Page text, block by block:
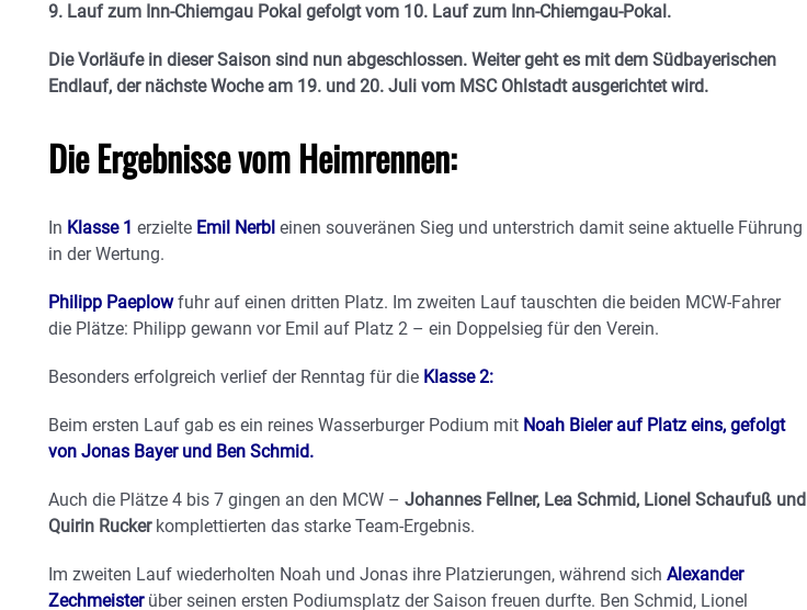
9. Lauf zum Inn-Chiemgau Pokal gefolgt vom 10. Lauf zum Inn-Chiemgau-Pokal.
Die Vorläufe in dieser Saison sind nun abgeschlossen. Weiter geht es mit dem Südbayerischen
Endlauf, der nächste Woche am 19. und 20. Juli vom MSC Ohlstadt ausgerichtet wird.
Die Ergebnisse vom Heimrennen:
In Klasse 1 erzielte Emil Nerbl einen souveränen Sieg und unterstrich damit seine aktuelle Führung
in der Wertung.
Philipp Paeplowfuhr auf einen dritten Platz. Im zweiten Lauf tauschten die beiden MCW-Fahrer
die Plätze: Philipp gewann vor Emil auf Platz 2 – ein Doppelsieg für den Verein.
Besonders erfolgreich verlief der Renntag für die Klasse 2:
Beim ersten Lauf gab es ein reines Wasserburger Podium mit Noah Bieler auf Platz eins, gefolgt
von Jonas Bayer und Ben Schmid.
Auch die Plätze 4 bis 7 gingen an den MCW – Johannes Fellner, Lea Schmid, Lionel Schaufuß und
Quirin Ruckerkomplettierten das starke Team-Ergebnis.
Im zweiten Lauf wiederholten Noah und Jonas ihre Platzierungen, während sich Alexander
Zechmeisterüber seinen ersten Podiumsplatz der Saison freuen durfte. Ben Schmid, Lionel